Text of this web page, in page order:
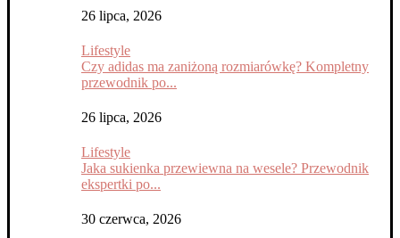
26 lipca, 2026
Lifestyle
Czy adidas ma zaniżoną rozmiarówkę? Kompletny
przewodnik po...
26 lipca, 2026
Lifestyle
Jaka sukienka przewiewna na wesele? Przewodnik
ekspertki po...
30 czerwca, 2026